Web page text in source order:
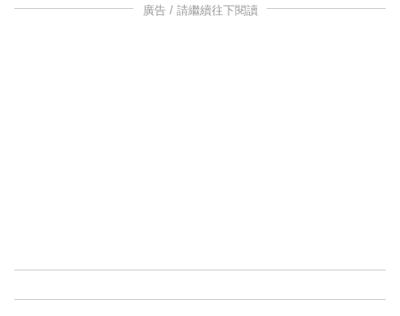
廣告 / 請繼續往下閱讀